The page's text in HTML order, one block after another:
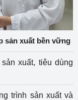
sản xuất bền vững
xuất, tiêu dùng
trình sản xuất và